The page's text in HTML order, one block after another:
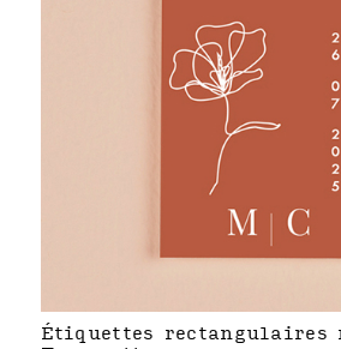
Étiquettes rectangulaires